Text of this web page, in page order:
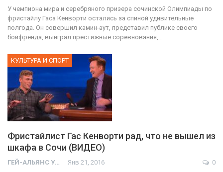
У чемпиона мира и серебряного призера сочинской Олимпиады по
фристайлу Гаса Кенворти остались за спиной удивительные
полгода. Он совершил камин-аут, представил публике своего
бойфренда, выиграл престижные соревнования,…
КУЛЬТУРА И СПОРТ
Фристайлист Гас Кенворти рад, что не вышел из
шкафа в Сочи (ВИДЕО)
ГЕЙ-АЛЬЯНС УКРАИНА Янв 21, 2016
0